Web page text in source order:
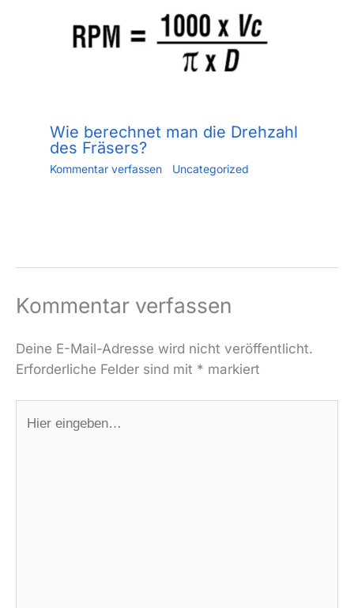
Wie berechnet man die Drehzahl
des Fräsers?
Kommentar verfassen Uncategorized
Kommentar verfassen
Deine E-Mail-Adresse wird nicht veröffentlicht.
Erforderliche Felder sind mit * markiert
eingeben…